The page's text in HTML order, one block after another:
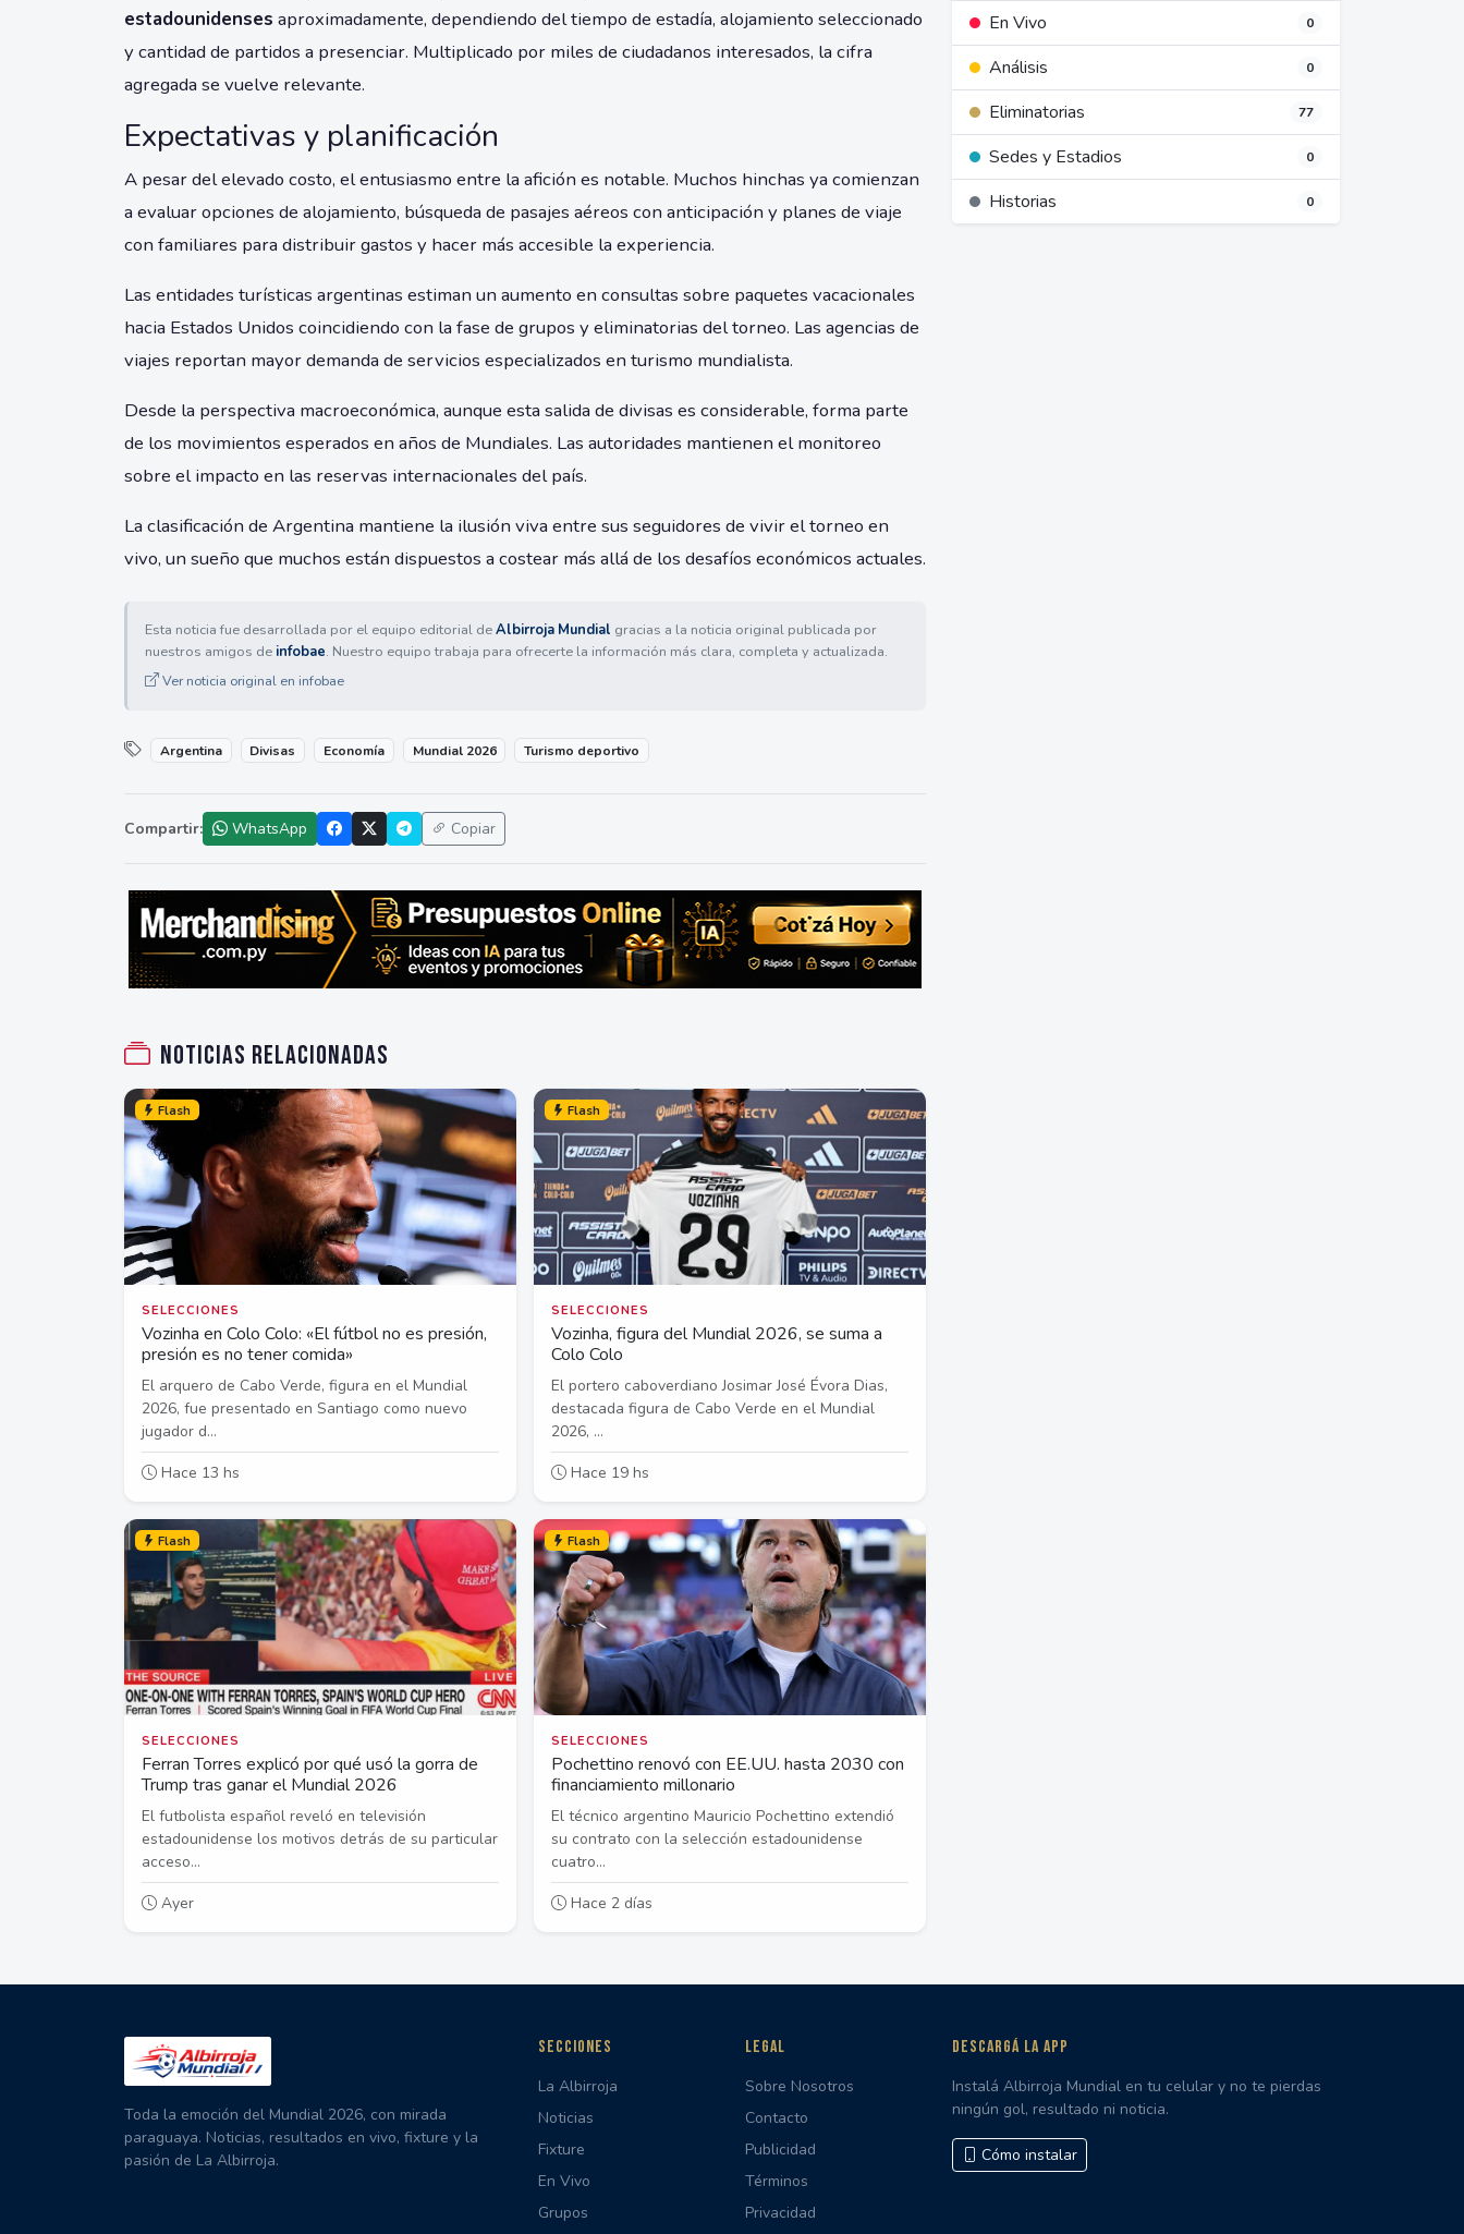
estadounidenses aproximadamente, dependiendo del tiempo de estadía, alojamiento seleccionado
y cantidad de partidos a presenciar. Multiplicado por miles de ciudadanos interesados, la cifra
agregada se vuelve relevante.
Expectativas y planificación
A pesar del elevado costo, el entusiasmo entre la afición es notable. Muchos hinchas ya comienzan
a evaluar opciones de alojamiento, búsqueda de pasajes aéreos con anticipación y planes de viaje
con familiares para distribuir gastos y hacer más accesible la experiencia.
Las entidades turísticas argentinas estiman un aumento en consultas sobre paquetes vacacionales
hacia Estados Unidos coincidiendo con la fase de grupos y eliminatorias del torneo. Las agencias de
viajes reportan mayor demanda de servicios especializados en turismo mundialista.
Desde la perspectiva macroeconómica, aunque esta salida de divisas es considerable, forma parte
de los movimientos esperados en años de Mundiales. Las autoridades mantienen el monitoreo
sobre el impacto en las reservas internacionales del país.
La clasificación de Argentina mantiene la ilusión viva entre sus seguidores de vivir el torneo en
vivo, un sueño que muchos están dispuestos a costear más allá de los desafíos económicos actuales.
Esta noticia fue desarrollada por el equipo editorial deAlbirroja Mundial gracias a la noticia original publicada por
nuestros amigos de infobae. Nuestro equipo trabaja para ofrecerte la información más clara, completa y actualizada.
Ver noticia original en infobae
Argentina Divisas Economía Mundial 2026 Turismo deportivo
Compartir: WhatsApp Copiar
Noticias relacionadas
Flash
SELECCIONES
Vozinha en Colo Colo: «El fútbol no es presión,
presión es no tener comida»
El arquero de Cabo Verde, figura en el Mundial
2026, fue presentado en Santiago como nuevo
jugador d...
Hace 13 hs
Flash
SELECCIONES
Vozinha, figura del Mundial 2026, se suma a
Colo Colo
El portero caboverdiano Josimar José Évora Dias,
destacada figura de Cabo Verde en el Mundial
2026, ...
Hace 19 hs
Flash
SELECCIONES
Ferran Torres explicó por qué usó la gorra de
Trump tras ganar el Mundial 2026
El futbolista español reveló en televisión
estadounidense los motivos detrás de su particular
acceso...
Ayer
Flash
SELECCIONES
Pochettino renovó con EE.UU. hasta 2030 con
financiamiento millonario
El técnico argentino Mauricio Pochettino extendió
su contrato con la selección estadounidense
cuatro...
Hace 2 días
En Vivo 0
Análisis 0
Eliminatorias 77
Sedes y Estadios 0
Historias 0
Toda la emoción del Mundial 2026, con mirada
paraguaya. Noticias, resultados en vivo, fixture y la
pasión de La Albirroja.
SECCIONES
La Albirroja
Noticias
Fixture
En Vivo
Grupos
LEGAL
Sobre Nosotros
Contacto
Publicidad
Términos
Privacidad
DESCARGÁ LA APP
Instalá Albirroja Mundial en tu celular y no te pierdas
ningún gol, resultado ni noticia.
Cómo instalar